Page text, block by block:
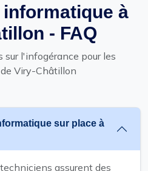
à
- FAQ
sur l'infogérance pour les
Viry-Châtillon
sur place à
assurent des